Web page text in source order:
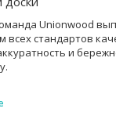
Unionwood
всех стандартов
и